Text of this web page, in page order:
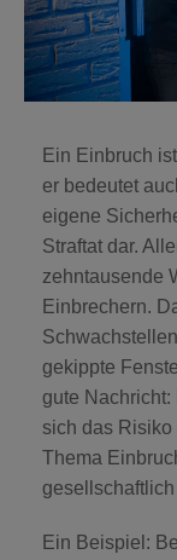
KAMERAS
VIDEODETEKTOR
RAUCHMELDER
WASSERMELDER
BLOG
HILFE & KONTAKT
FRAGEN
EINBRUCH-
Ein Einbruch
er bedeutet
eigene
Straftat dar.
zehntausende
Einbrechern.
gekippte
gute
sich das
Thema
Ein Beispiel: